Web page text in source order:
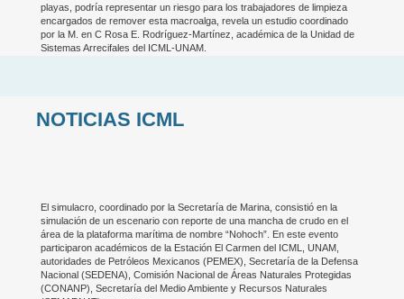
playas, podría representar un riesgo para los trabajadores de limpieza
encargados de remover esta macroalga, revela un estudio coordinado
por la M. en C Rosa E. Rodríguez-Martínez, académica de la Unidad de
Sistemas Arrecifales del ICML-UNAM.
NOTICIAS ICML
El simulacro, coordinado por la Secretaría de Marina, consistió en la
simulación de un escenario con reporte de una mancha de crudo en el
área de la plataforma marítima de nombre “Nohoch”. En este evento
participaron académicos de la Estación El Carmen del ICML, UNAM,
autoridades de Petróleos Mexicanos (PEMEX), Secretaría de la Defensa
Nacional (SEDENA), Comisión Nacional de Áreas Naturales Protegidas
(CONANP), Secretaría del Medio Ambiente y Recursos Naturales